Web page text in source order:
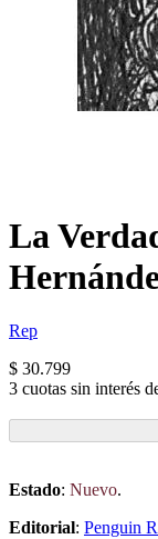
La
Rep
$ 30.799
3 cuotas sin interés
Estado: Nuevo.
Editorial: Penguin